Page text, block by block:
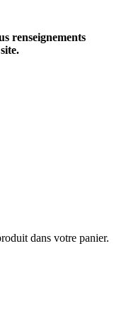
renseignements
dans votre panier.